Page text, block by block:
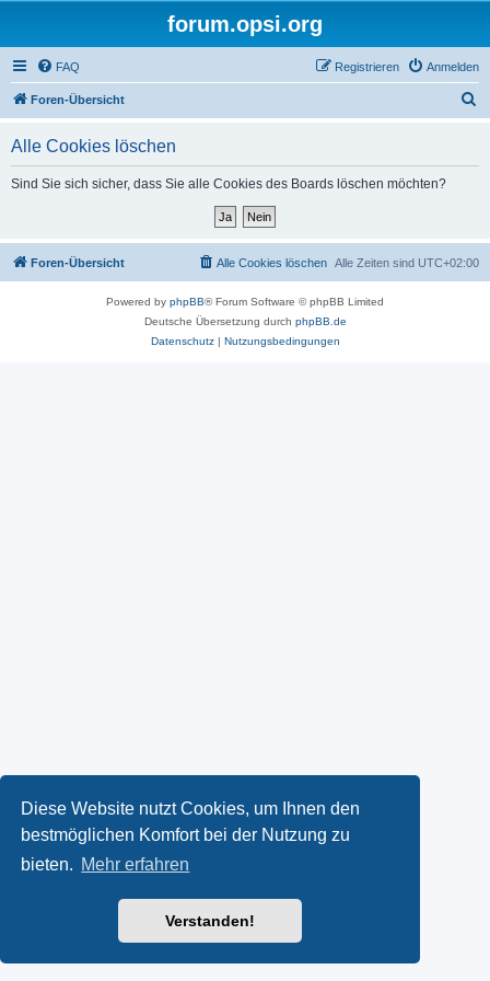
Diese Website nutzt Cookies, um Ihnen den
bestmöglichen Komfort bei der Nutzung zu
bieten. Mehr erfahren
Verstanden!
forum.opsi.org
FAQ Anmelden
Registrieren
Foren-Übersicht
Alle Cookies löschen
Sind Sie sich sicher, dass Sie alle Cookies des Boards löschen möchten?
Foren-Übersicht Alle Zeiten sind UTC+02:00
Alle Cookies löschen
Powered by phpBB® Forum Software © phpBB Limited
Deutsche Übersetzung durch phpBB.de
Datenschutz| Nutzungsbedingungen